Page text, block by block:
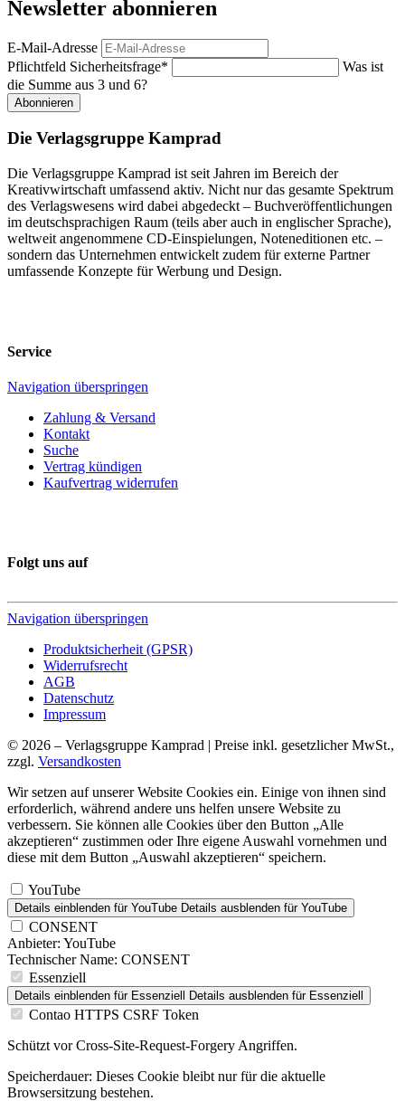
Newsletter abonnieren
E-Mail-Adresse
Pflichtfeld Sicherheitsfrage*
Was ist
die Summe aus 3 und 6?
Abonnieren
Die Verlagsgruppe Kamprad
Die Verlagsgruppe Kamprad ist seit Jahren im Bereich der
Kreativwirtschaft umfassend aktiv. Nicht nur das gesamte Spektrum
des Verlagswesens wird dabei abgedeckt – Buchveröffentlichungen
im deutschsprachigen Raum (teils aber auch in englischer Sprache),
weltweit angenommene CD-Einspielungen, Noteneditionen etc. –
sondern das Unternehmen entwickelt zudem für externe Partner
umfassende Konzepte für Werbung und Design.
Service
Navigation überspringen
Zahlung & Versand
Kontakt
Suche
Vertrag kündigen
Kaufvertrag widerrufen
Folgt uns auf
Navigation überspringen
Produktsicherheit (GPSR)
Widerrufsrecht
AGB
Datenschutz
Impressum
© 2026 – Verlagsgruppe Kamprad | Preise inkl. gesetzlicher MwSt.,
zzgl. Versandkosten
Wir setzen auf unserer Website Cookies ein. Einige von ihnen sind
erforderlich, während andere uns helfen unsere Website zu
verbessern. Sie können alle Cookies über den Button „Alle
akzeptieren“ zustimmen oder Ihre eigene Auswahl vornehmen und
diese mit dem Button „Auswahl akzeptieren“ speichern.
YouTube
Details einblenden für YouTube Details ausblenden für YouTube
CONSENT
Anbieter: YouTube
Technischer Name: CONSENT
Essenziell
Details einblenden für Essenziell Details ausblenden für Essenziell
Contao HTTPS CSRF Token
Schützt vor Cross-Site-Request-Forgery Angriffen.
Speicherdauer: Dieses Cookie bleibt nur für die aktuelle
Browsersitzung bestehen.